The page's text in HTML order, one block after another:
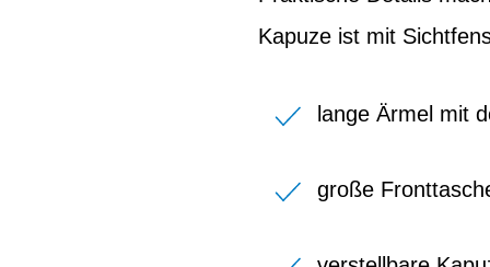
Kapuze ist mit
lange Ärmel mit
große